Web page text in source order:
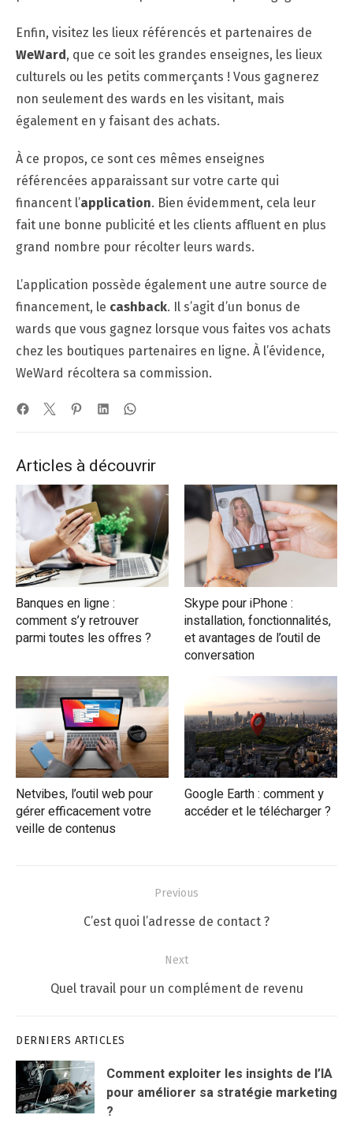
Enfin, visitez les lieux référencés et partenaires de
WeWard , que ce soit les grandes enseignes, les lieux
culturels ou les petits commerçants ! Vous gagnerez
non seulement des wards en les visitant, mais
également en y faisant des achats.
À ce propos, ce sont ces mêmes enseignes
référencées apparaissant sur votre carte qui
financent l’application. Bien évidemment, cela leur
fait une bonne publicité et les clients affluent en plus
grand nombre pour récolter leurs wards.
L’application possède également une autre source de
financement, le cashback. Il s’agit d’un bonus de
wards que vous gagnez lorsque vous faites vos achats
chez les boutiques partenaires en ligne. À l’évidence,
WeWard récoltera sa commission.
Articles à découvrir
Banques en ligne :
comment s’y retrouver
parmi toutes les offres ?
Skype pour iPhone :
installation, fonctionnalités,
et avantages de l’outil de
conversation
Netvibes, l’outil web pour
gérer efficacement votre
veille de contenus
Google Earth : comment y
accéder et le télécharger ?
Previous
Previous
C’est quoi l’adresse de contact ?
Next
Next
Quel travail pour un complément de revenu
DERNIERS ARTICLES
Comment exploiter les insights de l’IA
pour améliorer sa stratégie marketing
?